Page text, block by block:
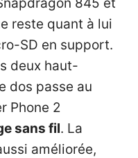
reste quant à lui
SD en support.
deux haut-
dos passe au
Phone 2
sans fil. La
améliorée,